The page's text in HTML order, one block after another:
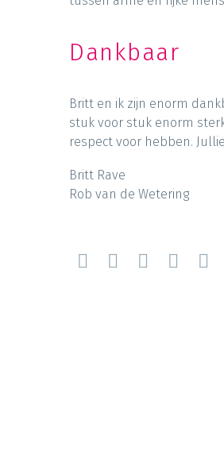
Dankbaar
Britt en ik zijn enorm
stuk voor stuk enorm
respect voor hebben.
Britt Rave
Rob van de Wetering